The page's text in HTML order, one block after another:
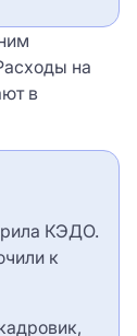
на
в
КЭДО.
к